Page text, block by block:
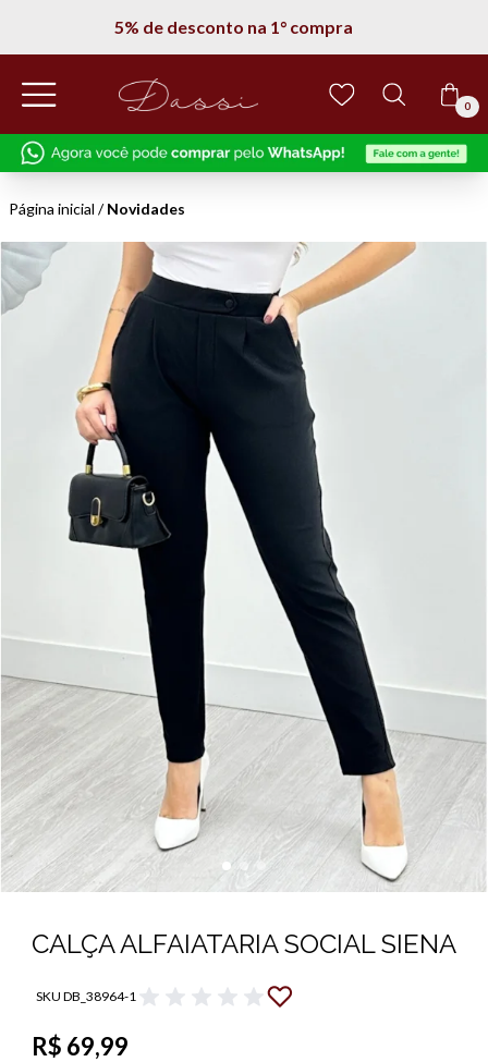
Entregamos em todo Brasil
0
Página inicial /Novidades
CALÇA ALFAIATARIA SOCIAL SIENA
SKU DB_38964-1
R$ 69,99